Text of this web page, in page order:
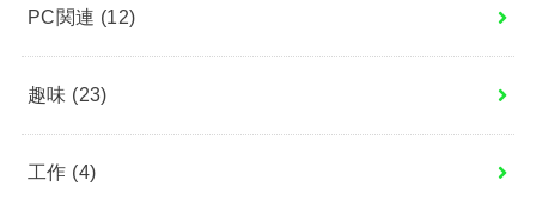
PC関連 (12)
趣味 (23)
工作 (4)